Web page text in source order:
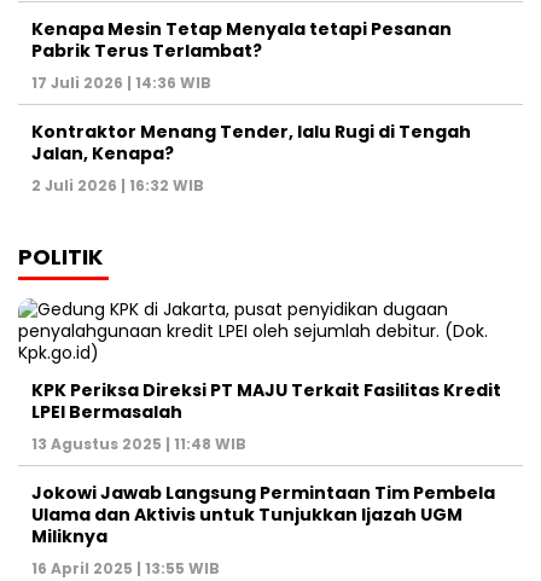
Kenapa Mesin Tetap Menyala tetapi Pesanan
Pabrik Terus Terlambat?
17 Juli 2026 | 14:36 WIB
Kontraktor Menang Tender, lalu Rugi di Tengah
Jalan, Kenapa?
2 Juli 2026 | 16:32 WIB
POLITIK
KPK Periksa Direksi PT MAJU Terkait Fasilitas Kredit
LPEI Bermasalah
13 Agustus 2025 | 11:48 WIB
Jokowi Jawab Langsung Permintaan Tim Pembela
Ulama dan Aktivis untuk Tunjukkan Ijazah UGM
Miliknya
16 April 2025 | 13:55 WIB